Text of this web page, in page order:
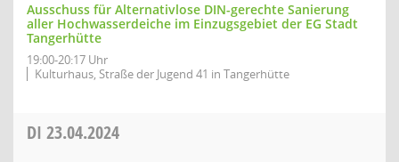
Ausschuss für Alternativlose DIN-gerechte Sanierung
aller Hochwasserdeiche im Einzugsgebiet der EG Stadt
Tangerhütte
19:00-20:17 Uhr
Kulturhaus, Straße der Jugend 41 in Tangerhütte
DI 23.04.2024